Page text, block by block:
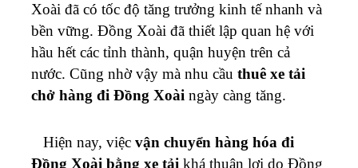
Xoài đã có tốc độ tăng trưởng kinh tế nhanh và
bền vững. Đồng Xoài đã thiết lập quan hệ với
hầu hết các tỉnh thành, quận huyện trên cả
nước. Cũng nhờ vậy mà nhu cầu thuê xe tải
chở hàng đi Đồng Xoài ngày càng tăng.
Hiện nay, việc vận chuyển hàng hóa đi
Đồng Xoài bằng xe tải khá thuận lợi do Đồng